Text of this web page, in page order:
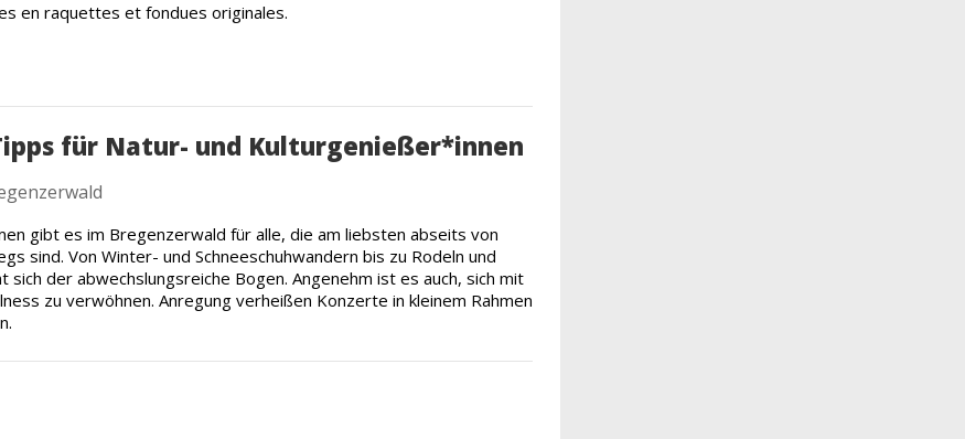
en raquettes et fondues originales.
für Natur- und Kulturgenießer*innen
gibt es im Bregenzerwald für alle, die am liebsten abseits von
sind. Von Winter- und Schneeschuhwandern bis zu Rodeln und
sich der abwechslungsreiche Bogen. Angenehm ist es auch, sich mit
zu verwöhnen. Anregung verheißen Konzerte in kleinem Rahmen